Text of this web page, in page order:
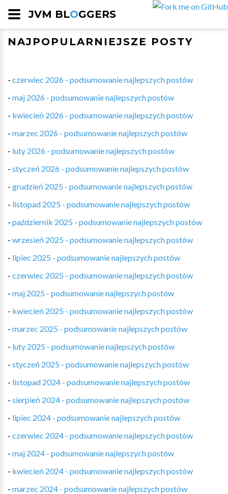
JVM BLOGGERS
NAJPOPULARNIEJSZE POSTY
- czerwiec 2026 - podsumowanie najlepszych postów
- maj 2026 - podsumowanie najlepszych postów
- kwiecień 2026 - podsumowanie najlepszych postów
- marzec 2026 - podsumowanie najlepszych postów
- luty 2026 - podsumowanie najlepszych postów
- styczeń 2026 - podsumowanie najlepszych postów
- grudzień 2025 - podsumowanie najlepszych postów
- listopad 2025 - podsumowanie najlepszych postów
- październik 2025 - podsumowanie najlepszych postów
- wrzesień 2025 - podsumowanie najlepszych postów
- lipiec 2025 - podsumowanie najlepszych postów
- czerwiec 2025 - podsumowanie najlepszych postów
- maj 2025 - podsumowanie najlepszych postów
- kwiecień 2025 - podsumowanie najlepszych postów
- marzec 2025 - podsumowanie najlepszych postów
- luty 2025 - podsumowanie najlepszych postów
- styczeń 2025 - podsumowanie najlepszych postów
- listopad 2024 - podsumowanie najlepszych postów
- sierpień 2024 - podsumowanie najlepszych postów
- lipiec 2024 - podsumowanie najlepszych postów
- czerwiec 2024 - podsumowanie najlepszych postów
- maj 2024 - podsumowanie najlepszych postów
- kwiecień 2024 - podsumowanie najlepszych postów
- marzec 2024 - podsumowanie najlepszych postów